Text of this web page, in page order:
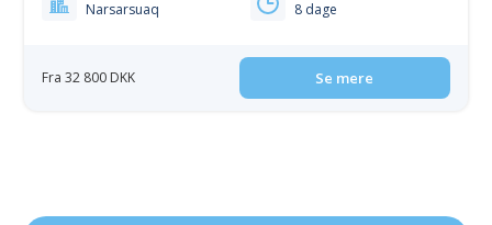
Narsarsuaq
8 dage
Fra 32 800 DKK Se mere